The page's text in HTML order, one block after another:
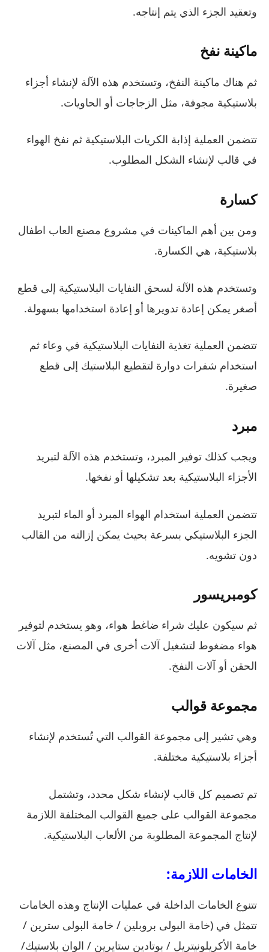
وتعقيد الجزء الذي يتم إنتاجه.
ماكينة نفخ
ثم هناك ماكينة النفخ، وتستخدم هذه الآلة لإنشاء أجزاء
بلاستيكية مجوفة، مثل الزجاجات أو الحاويات.
تتضمن العملية إذابة الكريات البلاستيكية ثم نفخ الهواء
في قالب لإنشاء الشكل المطلوب.
كسارة
ومن بين أهم الماكينات في مشروع مصنع العاب اطفال
بلاستيكية، هي الكسارة.
وتستخدم هذه الآلة لسحق النفايات البلاستيكية إلى قطع
أصغر يمكن إعادة تدويرها أو إعادة استخدامها بسهولة.
تتضمن العملية تغذية النفايات البلاستيكية في وعاء ثم
استخدام شفرات دوارة لتقطيع البلاستيك إلى قطع
صغيرة.
مبرد
ويجب كذلك توفير المبرد، وتستخدم هذه الآلة لتبريد
الأجزاء البلاستيكية بعد تشكيلها أو نفخها.
تتضمن العملية استخدام الهواء المبرد أو الماء لتبريد
الجزء البلاستيكي بسرعة بحيث يمكن إزالته من القالب
دون تشويه.
كومبريسور
ثم سيكون عليك شراء ضاغط هواء، وهو يستخدم لتوفير
هواء مضغوط لتشغيل آلات أخرى في المصنع، مثل آلات
الحقن أو آلات النفخ.
مجموعة قوالب
وهي تشير إلى مجموعة القوالب التي تُستخدم لإنشاء
أجزاء بلاستيكية مختلفة.
تم تصميم كل قالب لإنشاء شكل محدد، وتشتمل
مجموعة القوالب على جميع القوالب المختلفة اللازمة
لإنتاج المجموعة المطلوبة من الألعاب البلاستيكية.
الخامات اللازمة:
تتنوع الخامات الداخلة في عمليات الإنتاج وهذه الخامات
تتمثل في (خامة البولى بروبلين / خامة البولى سترين /
خامة الأكريلونيتريل / بوتادين ستايرين / الوان بلاستيك/